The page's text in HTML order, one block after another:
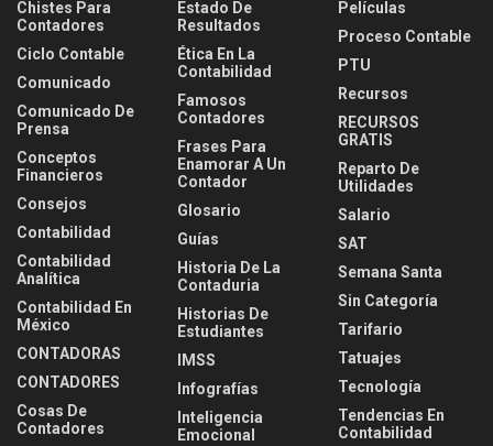
Chistes Para
Contadores
Ciclo Contable
Comunicado
Comunicado De
Prensa
Conceptos
Financieros
Consejos
Contabilidad
Contabilidad
Analítica
Contabilidad En
México
CONTADORAS
CONTADORES
Cosas De
Contadores
Estado De
Resultados
Ética En La
Contabilidad
Famosos
Contadores
Frases Para
Enamorar A Un
Contador
Glosario
Guías
Historia De La
Contaduria
Historias De
Estudiantes
IMSS
Infografías
Inteligencia
Emocional
Películas
Proceso Contable
PTU
Recursos
RECURSOS
GRATIS
Reparto De
Utilidades
Salario
SAT
Semana Santa
Sin Categoría
Tarifario
Tatuajes
Tecnología
Tendencias En
Contabilidad